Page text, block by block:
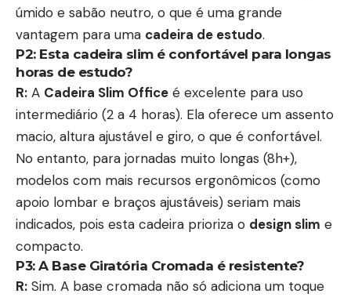
úmido e sabão neutro, o que é uma grande
vantagem para uma cadeira de estudo.
P2: Esta cadeira slimé confortável para longas
horas de estudo?
R: A Cadeira Slim Office é excelente para uso
intermediário (2 a 4 horas). Ela oferece um assento
macio, altura ajustável e giro, o que é confortável.
No entanto, para jornadas muito longas (8h+),
modelos com mais recursos ergonômicos (como
apoio lombar e braços ajustáveis) seriam mais
indicados, pois esta cadeira prioriza o design slim e
compacto.
P3: A Base Giratória Cromada é resistente?
R: Sim. A base cromada não só adiciona um toque